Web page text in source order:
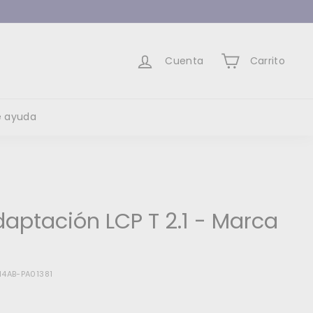
Cuenta Carrito
ayuda
LCP T 2.1 - Marca
PA01381